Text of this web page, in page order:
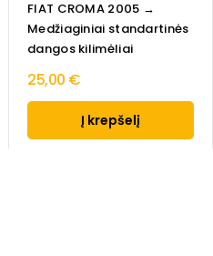
FIAT CROMA 2005 →
Medžiaginiai standartinės
dangos kilimėliai
25,00 €
Į krepšelį